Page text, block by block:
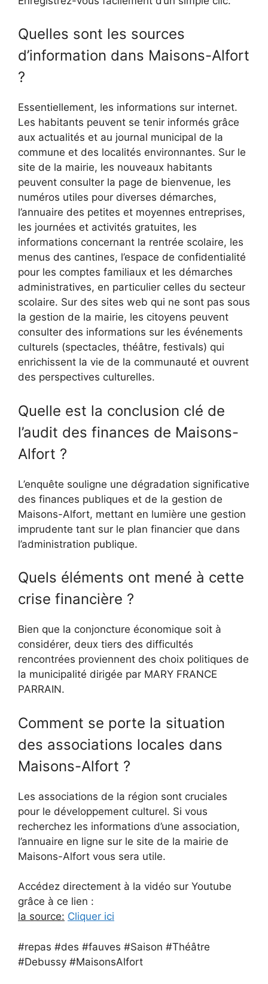
Quelles sont les sources
d’information dans Maisons-Alfort
?
Essentiellement, les informations sur internet.
Les habitants peuvent se tenir informés grâce
aux actualités et au journal municipal de la
commune et des localités environnantes. Sur le
site de la mairie, les nouveaux habitants
peuvent consulter la page de bienvenue, les
numéros utiles pour diverses démarches,
l’annuaire des petites et moyennes entreprises,
les journées et activités gratuites, les
informations concernant la rentrée scolaire, les
menus des cantines, l’espace de confidentialité
pour les comptes familiaux et les démarches
administratives, en particulier celles du secteur
scolaire. Sur des sites web qui ne sont pas sous
la gestion de la mairie, les citoyens peuvent
consulter des informations sur les événements
culturels (spectacles, théâtre, festivals) qui
enrichissent la vie de la communauté et ouvrent
des perspectives culturelles.
Quelle est la conclusion clé de
l’audit des finances de Maisons-
Alfort ?
L’enquête souligne une dégradation significative
des finances publiques et de la gestion de
Maisons-Alfort, mettant en lumière une gestion
imprudente tant sur le plan financier que dans
l’administration publique.
Quels éléments ont mené à cette
crise financière ?
Bien que la conjoncture économique soit à
considérer, deux tiers des difficultés
rencontrées proviennent des choix politiques de
la municipalité dirigée par MARY FRANCE
PARRAIN.
Comment se porte la situation
des associations locales dans
Maisons-Alfort ?
Les associations de la région sont cruciales
pour le développement culturel. Si vous
recherchez les informations d’une association,
l’annuaire en ligne sur le site de la mairie de
Maisons-Alfort vous sera utile.
Accédez directement à la vidéo sur Youtube
grâce à ce lien :
la source: Cliquer ici
#repas #des #fauves #Saison #Théâtre
#Debussy #MaisonsAlfort